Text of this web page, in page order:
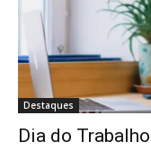
Destaques
Dia do